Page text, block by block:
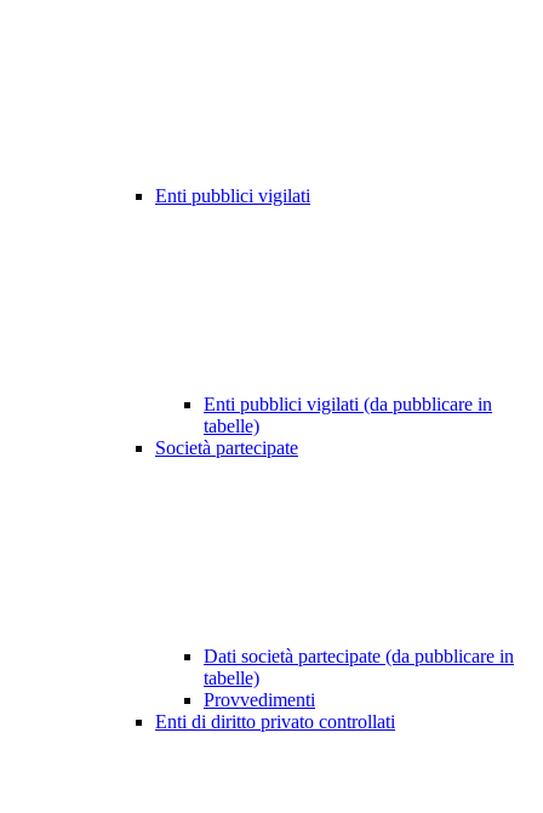
Enti pubblici vigilati
Enti pubblici vigilati (da pubblicare in
tabelle)
Società partecipate
Dati società partecipate (da pubblicare in
tabelle)
Provvedimenti
Enti di diritto privato controllati